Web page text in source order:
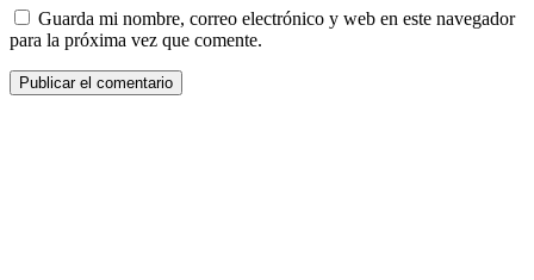
Guarda mi nombre, correo electrónico y web en este navegador
para la próxima vez que comente.